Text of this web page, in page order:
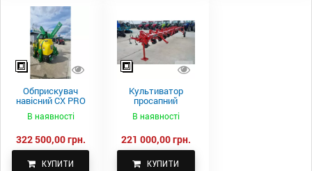
Обприскувач
навісний CX PRO
В наявності
322 500,00 грн.
КУПИТИ
Культиватор
просапний
КПН-5,6-05
В наявності
221 000,00 грн.
КУПИТИ